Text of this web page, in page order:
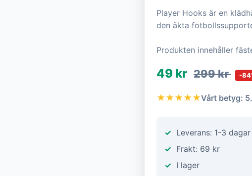
Player Hooks är en
den äkta
Produkten innehåller
49 kr 299 kr -
★★★★★Vårt betyg:
Leverans: 1-3 dagar
Frakt: 69 kr
I lager